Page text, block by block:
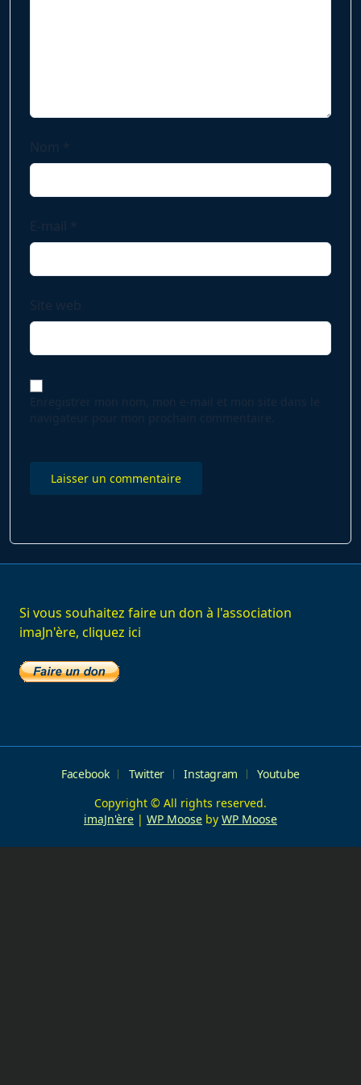
Nom *
E-mail *
Site web
Enregistrer mon nom, mon e-mail et mon site dans le
navigateur pour mon prochain commentaire.
Si vous souhaitez faire un don à l'association
imaJn'ère, cliquez ici
Facebook Twitter Instagram
Youtube
Copyright © All rights reserved.
imaJn'ère | WP Moose by WP Moose